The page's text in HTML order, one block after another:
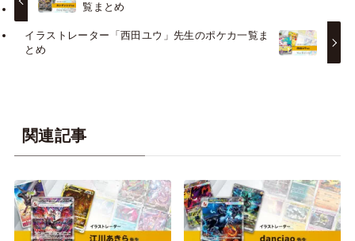
覧まとめ
イラストレーター「西田ユウ」先生のポケカ一覧ま
とめ
関連記事